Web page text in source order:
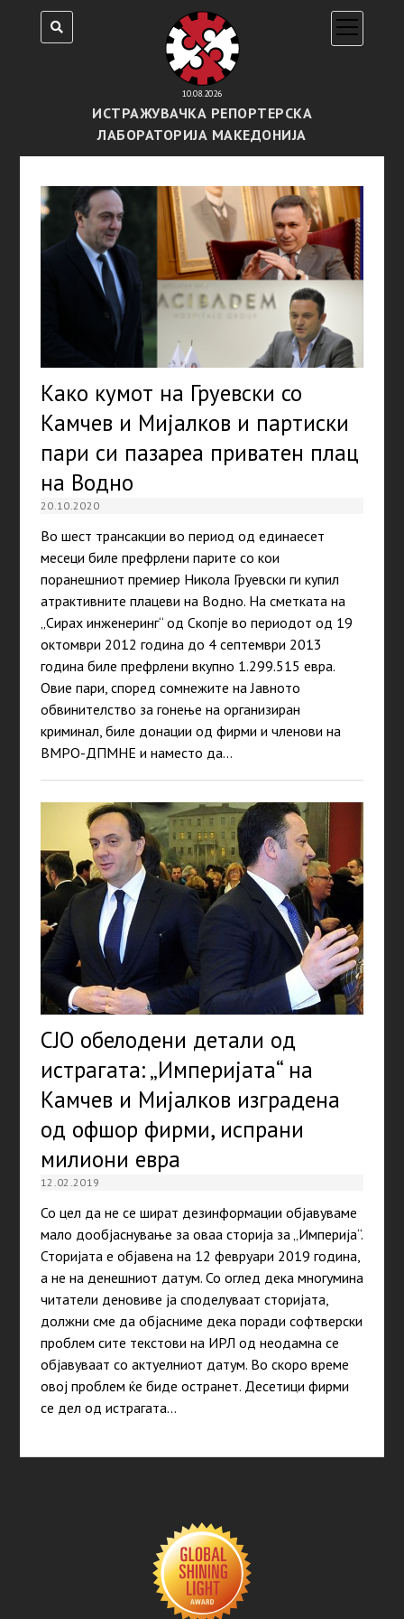
10.08.2026
ИСТРАЖУВАЧКА РЕПОРТЕРСКА
ЛАБОРАТОРИЈА МАКЕДОНИЈА
open
menu
Како кумот на Груевски со
Камчев и Мијалков и партиски
пари си пазареа приватен плац
на Водно
20.10.2020
Во шест трансакции во период од единаесет
месеци биле префрлени парите со кои
поранешниот премиер Никола Груевски ги купил
атрактивните плацеви на Водно. На сметката на
„Сирах инженеринг“ од Скопје во периодот од 19
октомври 2012 година до 4 септември 2013
година биле префрлени вкупно 1.299.515 евра.
Овие пари, според сомнежите на Јавното
обвинителство за гонење на организиран
криминал, биле донации од фирми и членови на
ВМРО-ДПМНЕ и наместо да…
СЈО обелодени детали од
истрагата: „Империјата“ на
Камчев и Мијалков изградена
од офшор фирми, испрани
милиони евра
12.02.2019
Со цел да не се шират дезинформации објавуваме
мало дообјаснување за оваа сторија за „Империја“.
Сторијата е објавена на 12 февруари 2019 година,
а не на денешниот датум. Со оглед дека многумина
читатели деновиве ја споделуваат сторијата,
должни сме да објасниме дека поради софтверски
проблем сите текстови на ИРЛ од неодамна се
објавуваат со актуелниот датум. Во скоро време
овој проблем ќе биде остранет. Десетици фирми
се дел од истрагата…